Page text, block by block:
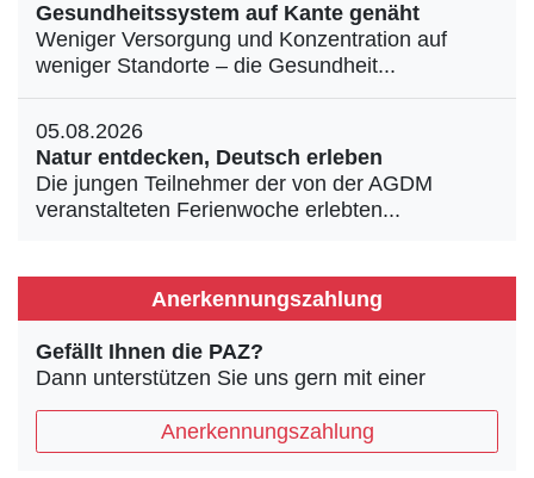
Gesundheitssystem auf Kante genäht
Weniger Versorgung und Konzentration auf
weniger Standorte – die Gesundheit...
05.08.2026
Natur entdecken, Deutsch erleben
Die jungen Teilnehmer der von der AGDM
veranstalteten Ferienwoche erlebten...
Anerkennungszahlung
Gefällt Ihnen die PAZ?
Dann unterstützen Sie uns gern mit einer
Anerkennungszahlung